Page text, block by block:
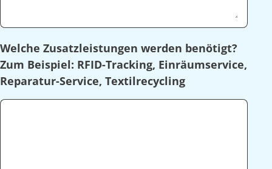
Welche Zusatzleistungen werden benötigt?
Zum Beispiel: RFID-Tracking, Einräumservice,
Reparatur-Service, Textilrecycling